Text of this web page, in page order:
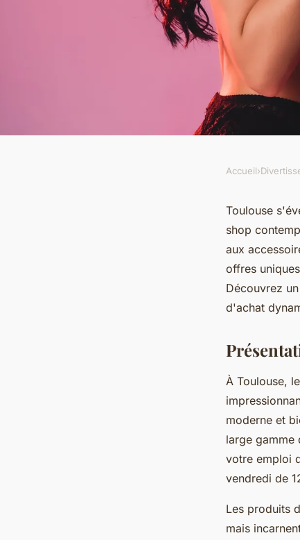
Découvrez le sex
qui réveille
Accueil›
Toulouse
shop
aux
offres
Découvrez
d'achat
À Toulouse,
moderne et
large gamme
votre emploi
vendredi de
Les produits
mais